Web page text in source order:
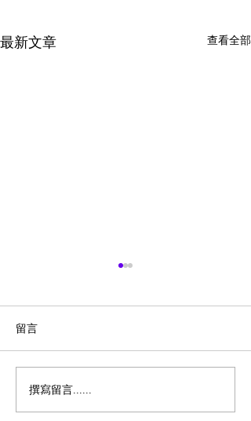
最新文章 查看全部
冬至/圣诞大餐汇总！
$29.99片皮鸭二食，我先
留言
撰寫留言......